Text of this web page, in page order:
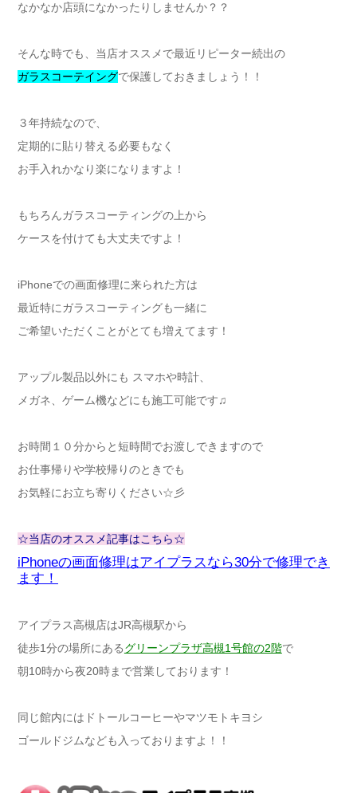
なかなか店頭になかったりしませんか？？
そんな時でも、当店オススメで最近リピーター続出の
ガラスコーテイングで保護しておきましょう！！
３年持続なので、
定期的に貼り替える必要もなく
お手入れかなり楽になりますよ！
もちろんガラスコーティングの上から
ケースを付けても大丈夫ですよ！
iPhoneでの画面修理に来られた方は
最近特にガラスコーティングも一緒に
ご希望いただくことがとても増えてます！
アップル製品以外にも スマホや時計、
メガネ、ゲーム機などにも施工可能です♫
お時間１０分からと短時間でお渡しできますので
お仕事帰りや学校帰りのときでも
お気軽にお立ち寄りください☆彡
☆当店のオススメ記事はこちら☆
iPhoneの画面修理はアイプラスなら30分で修理でき
ます！
アイプラス高槻店はJR高槻駅から
徒歩1分の場所にあるグリーンプラザ高槻1号館の2階で
朝10時から夜20時まで営業しております！
同じ館内にはドトールコーヒーやマツモトキヨシ
ゴールドジムなども入っておりますよ！！